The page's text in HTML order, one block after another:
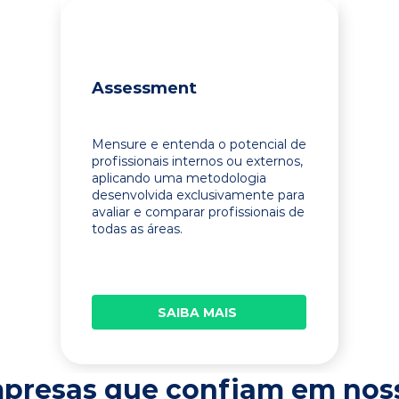
Assessment
Mensure e entenda o potencial de
profissionais internos ou externos,
aplicando uma metodologia
desenvolvida exclusivamente para
avaliar e comparar profissionais de
todas as áreas.
SAIBA MAIS
que confiam em